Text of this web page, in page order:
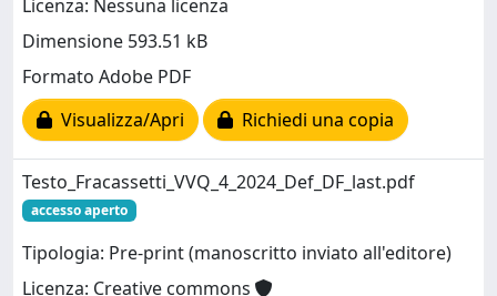
Licenza: Nessuna licenza
Dimensione 593.51 kB
Formato Adobe PDF
Visualizza/Apri
Richiedi una copia
Testo_Fracassetti_VVQ_4_2024_Def_DF_last.pdf
accesso aperto
Tipologia: Pre-print (manoscritto inviato all'editore)
Licenza: Creative commons